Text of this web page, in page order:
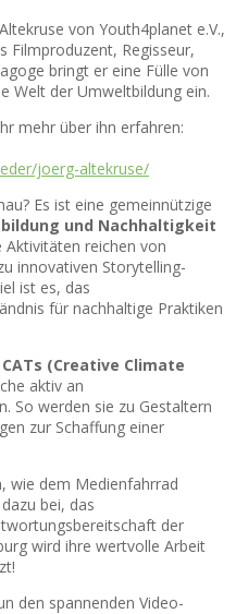
von Youth4planet e.V.,
Filmproduzent, Regisseur,
bringt er eine Fülle von
Welt der Umweltbildung ein.
mehr über ihn erfahren:
joerg-altekruse/
Es ist eine gemeinnützige
und Nachhaltigkeit
reichen von
innovativen Storytelling-
ist es, das
für nachhaltige Praktiken
CATs (Creative Climate
aktiv an
So werden sie zu Gestaltern
zur Schaffung einer
wie dem Medienfahrrad
bei, das
der
wird ihre wertvolle Arbeit
den spannenden Video-